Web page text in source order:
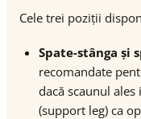
Cele trei poziții
Spate-stânga și
recomandate
dacă scaunul
(support leg) ca